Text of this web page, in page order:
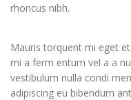
rhoncus nibh.
Mauris torquent mi eget
mi a ferm entum vel a a
vestibulum nulla condi
adipiscing eu bibendum